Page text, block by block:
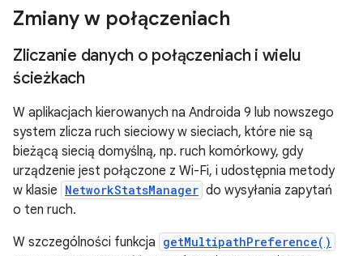
Zmiany w połączeniach
Zliczanie danych o połączeniach i wielu
ścieżkach
W aplikacjach kierowanych na Androida 9 lub nowszego
system zlicza ruch sieciowy w sieciach, które nie są
bieżącą siecią domyślną, np. ruch komórkowy, gdy
urządzenie jest połączone z Wi-Fi, i udostępnia metody
w klasie NetworkStatsManager do wysyłania zapytań
o ten ruch.
W szczególności funkcja getMultipathPreference()